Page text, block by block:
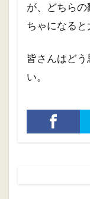
が、どちら
ちゃになると
皆さんはど
い。